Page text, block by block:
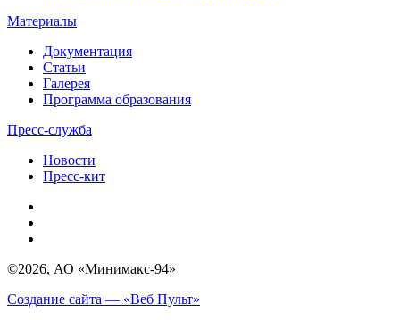
Материалы
Документация
Статьи
Галерея
Программа образования
Пресс-служба
Новости
Пресс-кит
©2026, АО «Минимакс-94»
Создание сайта — «Веб Пульт»